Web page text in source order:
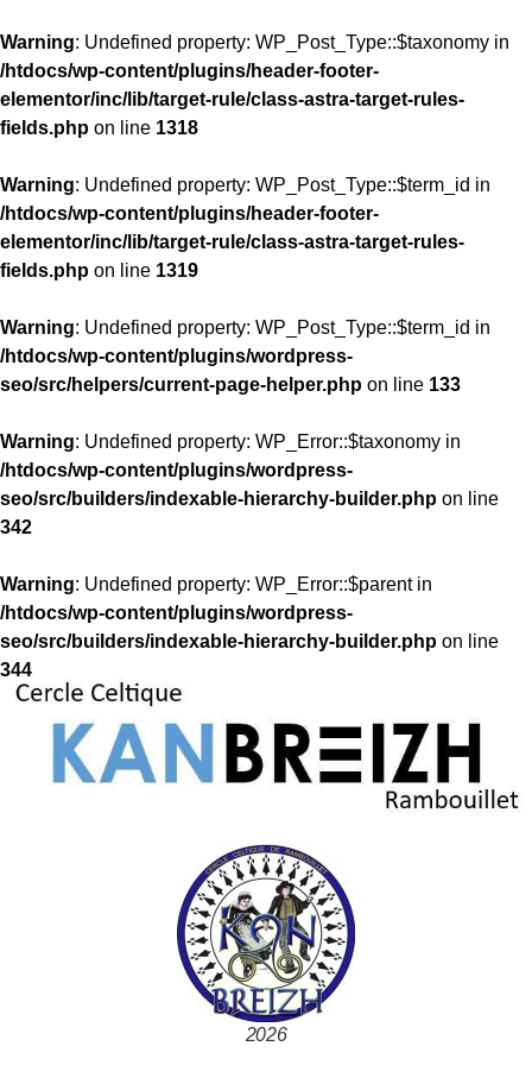
Warning: Undefined property: WP_Post_Type::$taxonomy in
/htdocs/wp-content/plugins/header-footer-
elementor/inc/lib/target-rule/class-astra-target-rules-
fields.php on line 1318
Warning: Undefined property: WP_Post_Type::$term_id in
/htdocs/wp-content/plugins/header-footer-
elementor/inc/lib/target-rule/class-astra-target-rules-
fields.php on line 1319
Warning: Undefined property: WP_Post_Type::$term_id in
/htdocs/wp-content/plugins/wordpress-
seo/src/helpers/current-page-helper.php on line 133
Warning: Undefined property: WP_Error::$taxonomy in
/htdocs/wp-content/plugins/wordpress-
seo/src/builders/indexable-hierarchy-builder.php on line
342
Warning: Undefined property: WP_Error::$parent in
/htdocs/wp-content/plugins/wordpress-
seo/src/builders/indexable-hierarchy-builder.php on line
344
2026